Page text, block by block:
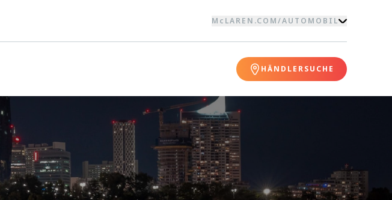
McLAREN.COM/AUTOMOBIL
HÄNDLERSUCHE